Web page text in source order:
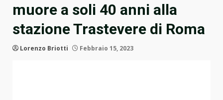
muore a soli 40 anni alla
stazione Trastevere di Roma
Lorenzo Briotti Febbraio 15, 2023